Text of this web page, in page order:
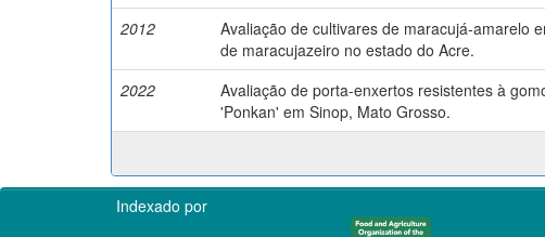
2012
Avaliação de cultivares de maracujá-amarelo
de maracujazeiro no estado do Acre.
2022
Avaliação de porta-enxertos resistentes à
'Ponkan' em Sinop, Mato Grosso.
Indexado por